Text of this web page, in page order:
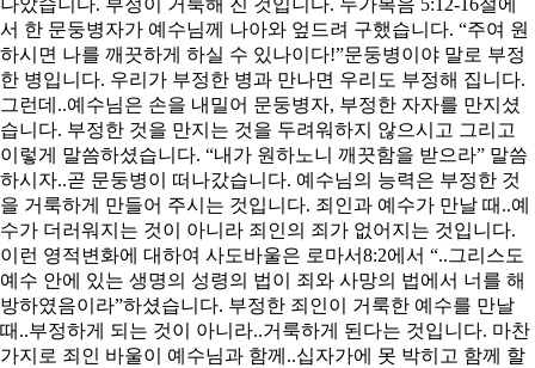
서 한 문둥병자가 예수님께 나아와 엎드려 구했습니다. “주여 원
하시면 나를 깨끗하게 하실 수 있나이다!”문둥병이야 말로 부정
한 병입니다. 우리가 부정한 병과 만나면 우리도 부정해 집니다.
그런데..예수님은 손을 내밀어 문둥병자, 부정한 자자를 만지셨
습니다. 부정한 것을 만지는 것을 두려워하지 않으시고 그리고
이렇게 말씀하셨습니다. “내가 원하노니 깨끗함을 받으라” 말씀
하시자..곧 문둥병이 떠나갔습니다. 예수님의 능력은 부정한 것
을 거룩하게 만들어 주시는 것입니다. 죄인과 예수가 만날 때..예
수가 더러워지는 것이 아니라 죄인의 죄가 없어지는 것입니다.
이런 영적변화에 대하여 사도바울은 로마서8:2에서 “..그리스도
예수 안에 있는 생명의 성령의 법이 죄와 사망의 법에서 너를 해
방하였음이라”하셨습니다. 부정한 죄인이 거룩한 예수를 만날
때..부정하게 되는 것이 아니라..거룩하게 된다는 것입니다. 마찬
가지로 죄인 바울이 예수님과 함께..십자가에 못 박히고 함께 할